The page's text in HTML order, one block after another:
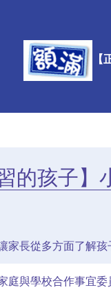
的孩子
家長從多方面了解孩
庭與學校合作事宜委